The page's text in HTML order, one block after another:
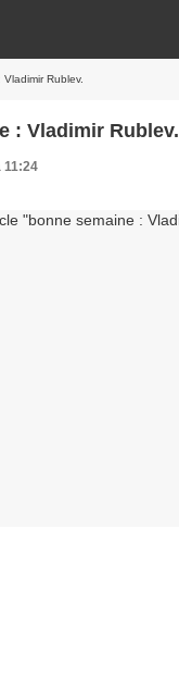
Rublev.
bonne semaine : Vladimir Rublev.
11:24